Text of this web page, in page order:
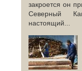
закроется он
Северный
настоящий...